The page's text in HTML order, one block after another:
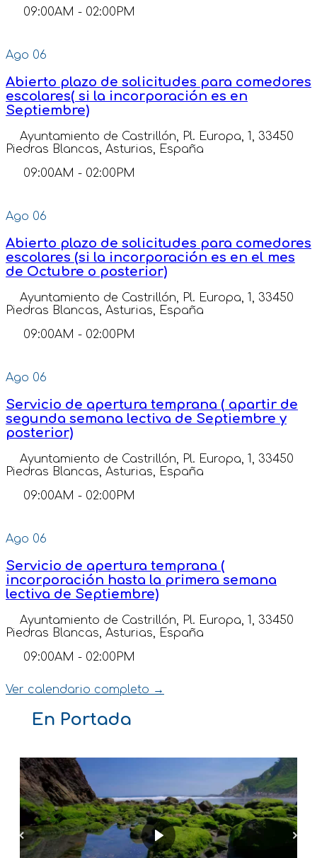
09:00AM - 02:00PM
Ago 06
Abierto plazo de solicitudes para comedores
escolares( si la incorporación es en
Septiembre)
Ayuntamiento de Castrillón, Pl. Europa, 1, 33450
Piedras Blancas, Asturias, España
09:00AM - 02:00PM
Ago 06
Abierto plazo de solicitudes para comedores
escolares (si la incorporación es en el mes
de Octubre o posterior)
Ayuntamiento de Castrillón, Pl. Europa, 1, 33450
Piedras Blancas, Asturias, España
09:00AM - 02:00PM
Ago 06
Servicio de apertura temprana ( apartir de
segunda semana lectiva de Septiembre y
posterior)
Ayuntamiento de Castrillón, Pl. Europa, 1, 33450
Piedras Blancas, Asturias, España
09:00AM - 02:00PM
Ago 06
Servicio de apertura temprana (
incorporación hasta la primera semana
lectiva de Septiembre)
Ayuntamiento de Castrillón, Pl. Europa, 1, 33450
Piedras Blancas, Asturias, España
09:00AM - 02:00PM
Ver calendario completo →
En Portada